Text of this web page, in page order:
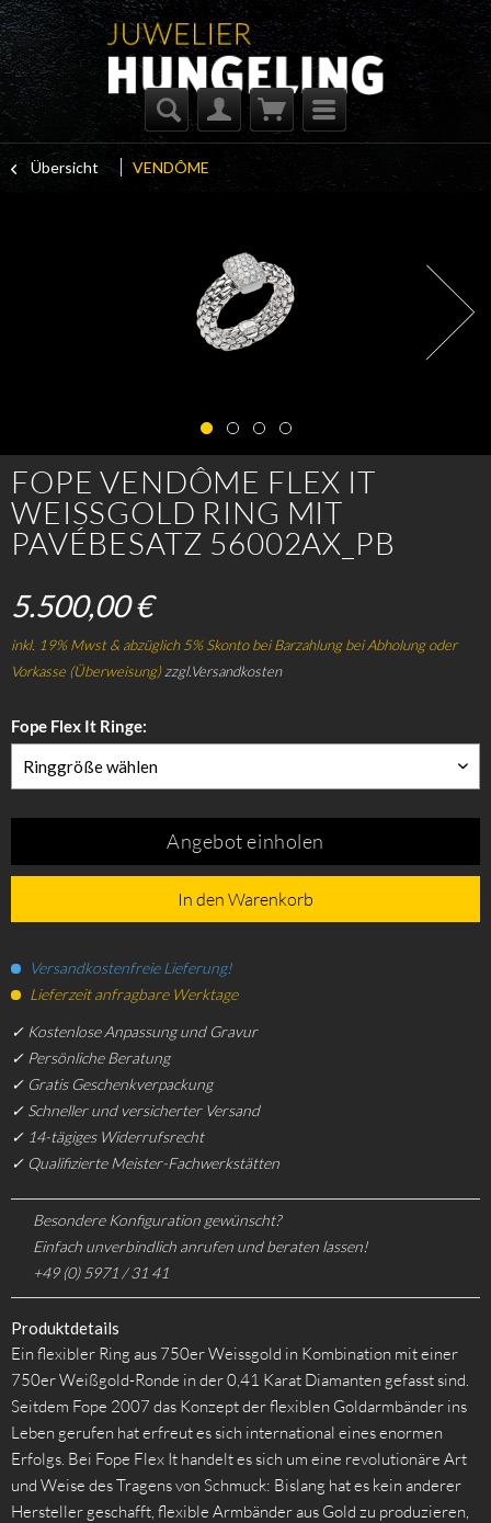
Übersicht VENDÔME
FOPE VENDÔME FLEX IT
WEISSGOLD RING MIT
PAVÉBESATZ 56002AX_PB
5.500,00 €
inkl. 19% Mwst & abzüglich 5% Skonto bei Barzahlung bei Abholung oder
Vorkasse (Überweisung)zzgl.Versandkosten
Fope Flex It Ringe:
Ringgröße wählen
Angebot einholen
In den Warenkorb
Versandkostenfreie Lieferung!
Lieferzeit anfragbare Werktage
✓ Kostenlose Anpassung und Gravur
✓ Persönliche Beratung
✓ Gratis Geschenkverpackung
✓ Schneller und versicherter Versand
✓ 14-tägiges Widerrufsrecht
✓ Qualifizierte Meister-Fachwerkstätten
Besondere Konfiguration gewünscht?
Einfach unverbindlich anrufen und beraten lassen!
+49 (0) 5971 / 31 41
Produktdetails
Ein flexibler Ring aus 750er Weissgold in Kombination mit einer
750er Weißgold-Ronde in der 0,41 Karat Diamanten gefasst sind.
Seitdem Fope 2007 das Konzept der flexiblen Goldarmbänder ins
Leben gerufen hat erfreut es sich international eines enormen
Erfolgs. Bei Fope Flex It handelt es sich um eine revolutionäre Art
und Weise des Tragens von Schmuck: Bislang hat es kein anderer
Hersteller geschafft, flexible Armbänder aus Gold zu produzieren,